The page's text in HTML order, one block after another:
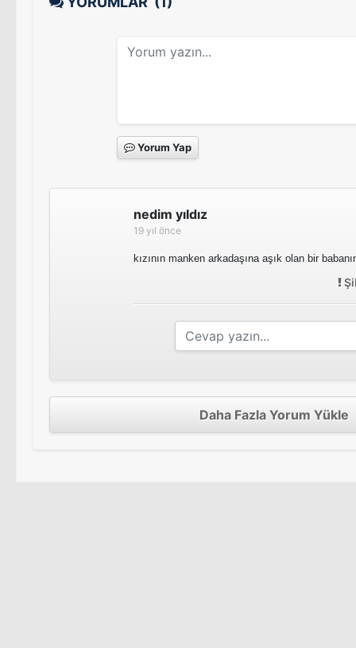
Yorum Yap
nedim yıldız
19 yıl önce
kızının manken arkadaşına aşık olan bir
Daha Fazla Yorum Yükle